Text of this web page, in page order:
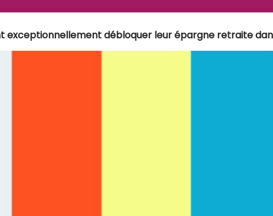
exceptionnellement débloquer leur épargne retraite